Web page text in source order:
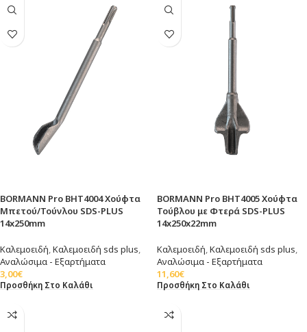
BORMANN Pro BHT4004 Χούφτα
Μπετού/Τούνλου SDS-PLUS
14x250mm
Καλεμοειδή,Καλεμοειδή sds plus,
Αναλώσιμα - Εξαρτήματα
3,00€
Προσθήκη Στο Καλάθι
BORMANN Pro BHT4005 Χούφτα
Τούβλου με Φτερά SDS-PLUS
14x250x22mm
Καλεμοειδή,Καλεμοειδή sds plus,
Αναλώσιμα - Εξαρτήματα
11,60€
Προσθήκη Στο Καλάθι